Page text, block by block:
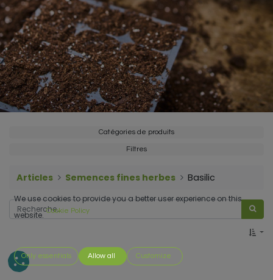
Catégories de produits
Filtres
Articles Semences fines herbes Basilic
We use cookies to provide you a better user experience on this
website. Cookie Policy
Only essentials Allow all Customize